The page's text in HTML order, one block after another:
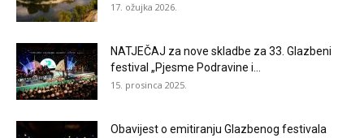
17. ožujka 2026.
NATJEČAJ za nove skladbe za 33. Glazbeni
festival „Pjesme Podravine i...
15. prosinca 2025.
Obavijest o emitiranju Glazbenog festivala